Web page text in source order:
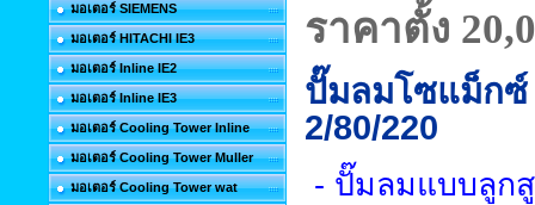
มอเตอร์ SIEMENS
มอเตอร์ HITACHI IE3
มอเตอร์ Inline IE2
มอเตอร์ Inline IE3
มอเตอร์ Cooling Tower Inline
มอเตอร์ Cooling Tower Muller
มอเตอร์ Cooling Tower wat
ราคาตั้ง 20,
ปั๊มลมโซแม็ก
2/80/220
- ปั๊มลมแบบลูก